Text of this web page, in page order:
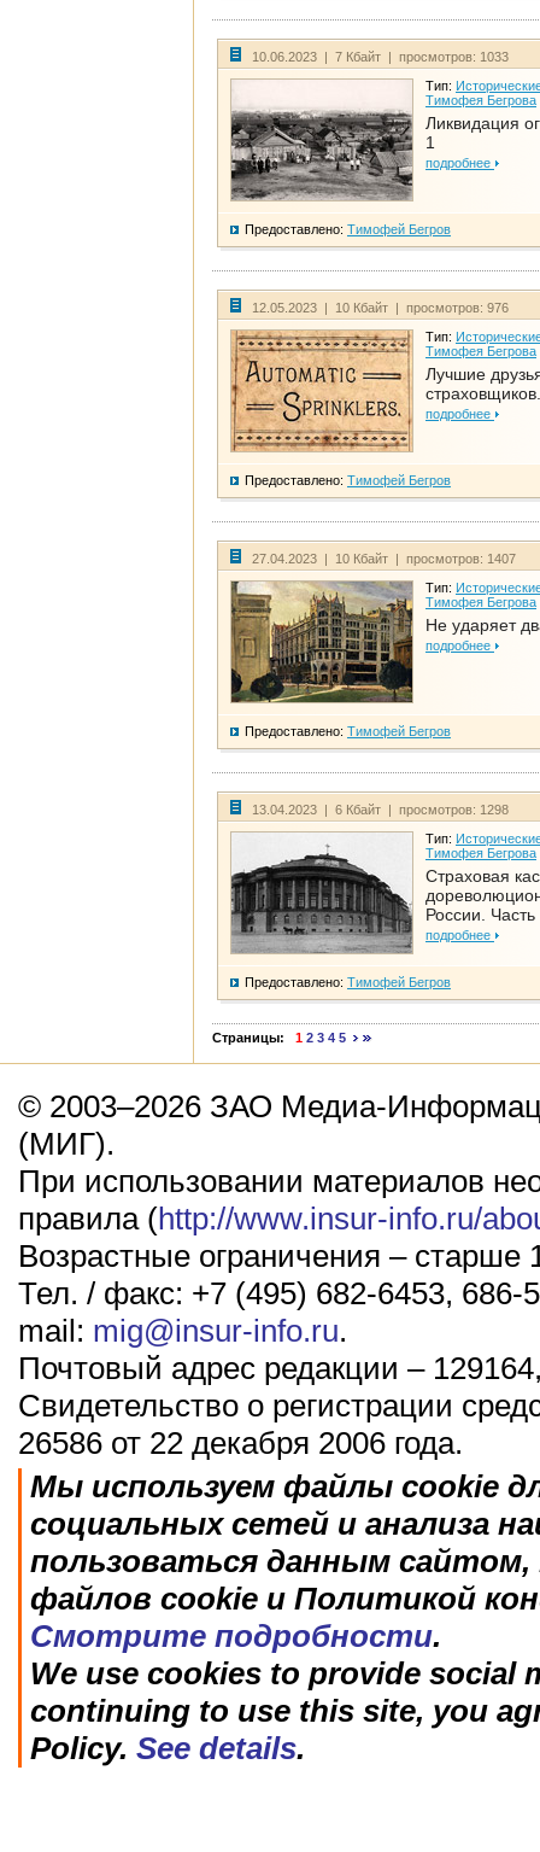
10.06.2023 | 7 Кбайт | просмотров: 1033
Тип:
Тимофея Бегрова
Ликвидация
1
подробнее
Предоставлено: Тимофей Бегров
12.05.2023 | 10 Кбайт | просмотров: 976
Тип:
Тимофея Бегрова
Лучшие
подробнее
Предоставлено: Тимофей Бегров
27.04.2023 | 10 Кбайт | просмотров: 1407
Тип:
Тимофея Бегрова
Не ударяет
подробнее
Предоставлено: Тимофей Бегров
13.04.2023 | 6 Кбайт | просмотров: 1298
Тип:
Тимофея Бегрова
Страховая
России. Часть
подробнее
Предоставлено: Тимофей Бегров
Страницы: 1 2 3 4 5
© 2003–2026 ЗАО Медиа-
(МИГ).
При использовании материалов
правила (http://www.insur-info.ru/
Возрастные ограничения – старше
Тел. / факс: +7 (495) 682-6453, 686-
mail: mig@insur-info.ru.
Почтовый адрес редакции –
Свидетельство о регистрации
26586 от 22 декабря 2006 года.
Мы используем файлы cookie
социальных сетей и анализа
пользоваться данным
файлов cookie и Политикой
Смотрите подробности.
We use cookies to provide social
continuing to use this site, you
Policy. See details.